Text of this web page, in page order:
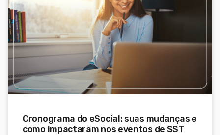
Cronograma do eSocial: suas mudanças e
como impactaram nos eventos de SST